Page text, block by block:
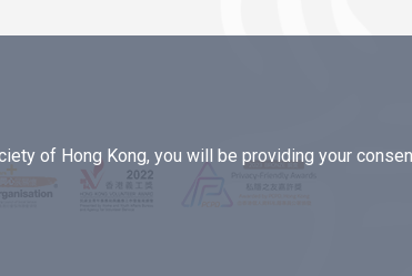
of Hong Kong, you will be providing your